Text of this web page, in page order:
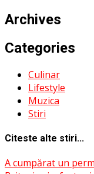
Archives
Categories
Culinar
Lifestyle
Muzica
Stiri
Citeste alte stiri...
A cumpărat un